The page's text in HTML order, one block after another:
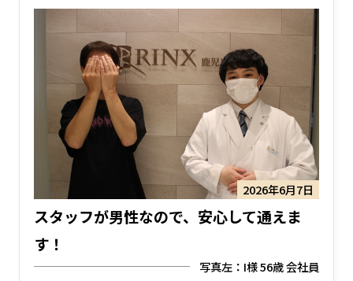
2026年6月7日
スタッフが男性なので、安心して通えま
す！
写真左：I様 56歳 会社員